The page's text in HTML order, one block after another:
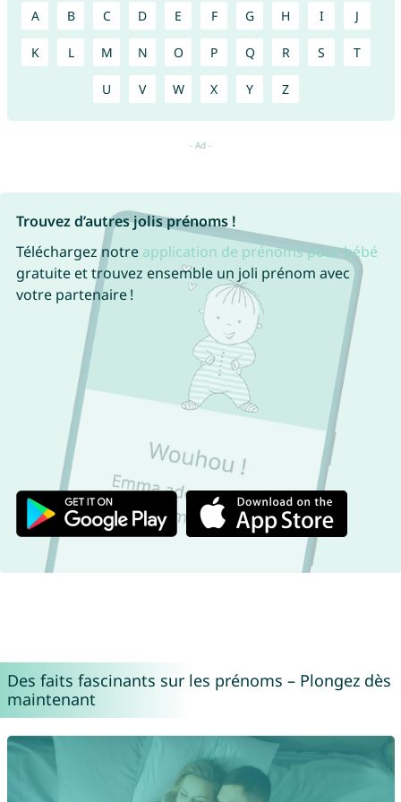
A B C D E F G H I J
K L M N O P Q R S T
U V W X Y Z
Trouvez d’autres jolis prénoms !
Téléchargez notre application de prénoms pour bébé
gratuite et trouvez ensemble un joli prénom avec
votre partenaire !
Des faits fascinants sur les prénoms – Plongez dès
maintenant